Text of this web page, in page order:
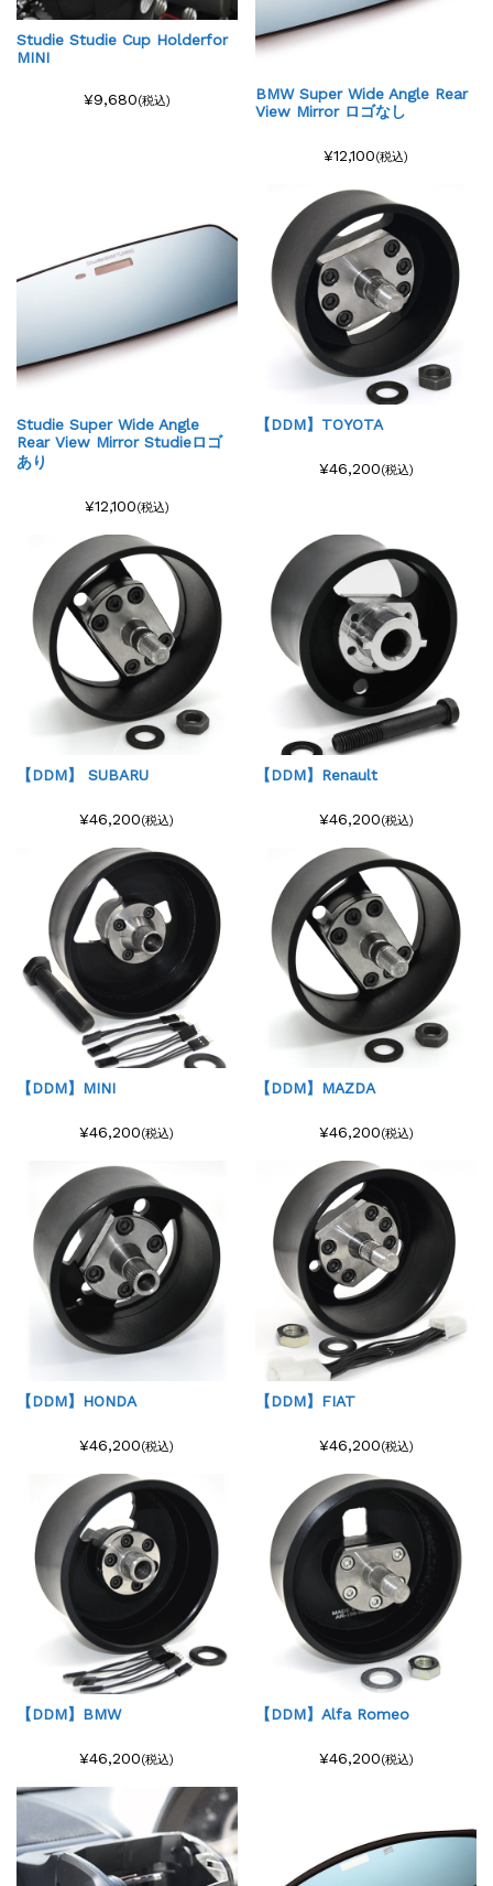
Studie Studie Cup Holderfor
MINI
¥9,680(税込)
BMW Super Wide Angle Rear
View Mirror ロゴなし
¥12,100(税込)
Studie Super Wide Angle
Rear View Mirror Studieロゴ
あり
¥12,100(税込)
【DDM】TOYOTA
¥46,200(税込)
【DDM】 SUBARU
¥46,200(税込)
【DDM】Renault
¥46,200(税込)
【DDM】MINI
¥46,200(税込)
【DDM】MAZDA
¥46,200(税込)
【DDM】HONDA
¥46,200(税込)
【DDM】FIAT
¥46,200(税込)
【DDM】BMW
¥46,200(税込)
【DDM】Alfa Romeo
¥46,200(税込)